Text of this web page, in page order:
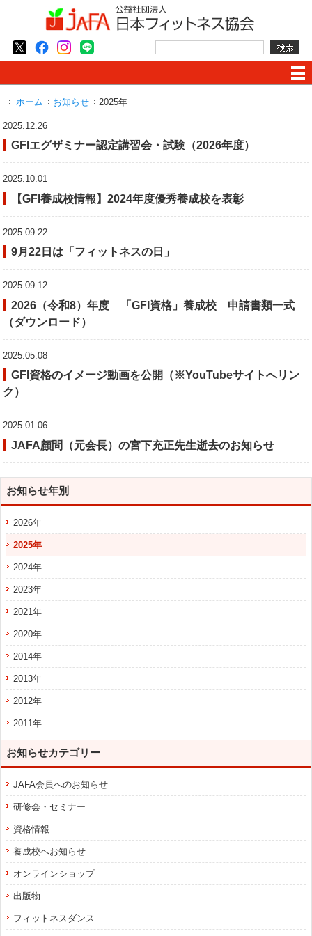
ホーム お知らせ 2025年
2025.12.26
GFIエグザミナー認定講習会・試験（2026年度）
2025.10.01
【GFI養成校情報】2024年度優秀養成校を表彰
2025.09.22
9月22日は「フィットネスの日」
2025.09.12
2026（令和8）年度 「GFI資格」養成校 申請書類一式
（ダウンロード）
2025.05.08
GFI資格のイメージ動画を公開（※YouTubeサイトへリン
ク）
2025.01.06
JAFA顧問（元会長）の宮下充正先生逝去のお知らせ
お知らせ年別
2026年
2025年
2024年
2023年
2021年
2020年
2014年
2013年
2012年
2011年
お知らせカテゴリー
JAFA会員へのお知らせ
研修会・セミナー
資格情報
養成校へお知らせ
オンラインショップ
出版物
フィットネスダンス